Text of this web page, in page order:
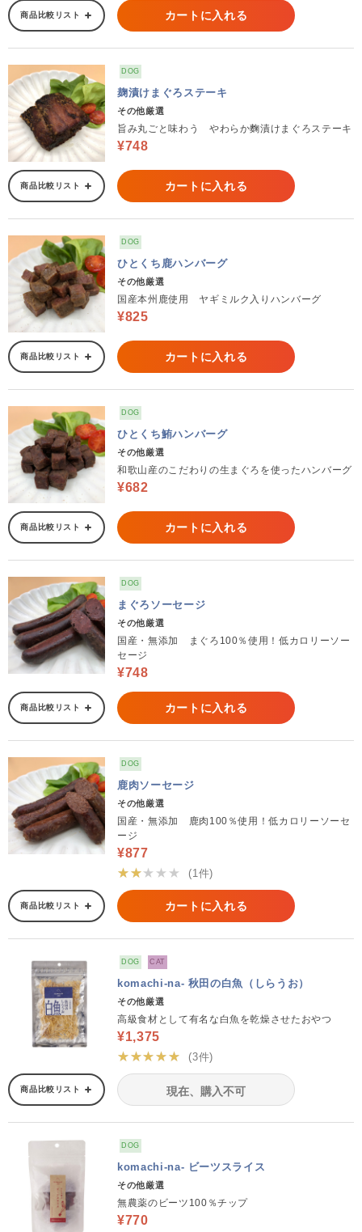
商品比較リスト カートに入れる
DOG
麹漬けまぐろステーキ
その他厳選
旨み丸ごと味わう やわらか麴漬けまぐろステーキ
¥748
商品比較リスト カートに入れる
DOG
ひとくち鹿ハンバーグ
その他厳選
国産本州鹿使用 ヤギミルク入りハンバーグ
¥825
商品比較リスト カートに入れる
DOG
ひとくち鮪ハンバーグ
その他厳選
和歌山産のこだわりの生まぐろを使ったハンバーグ
¥682
商品比較リスト カートに入れる
DOG
まぐろソーセージ
その他厳選
国産・無添加 まぐろ100％使用！低カロリーソー
セージ
¥748
商品比較リスト カートに入れる
DOG
鹿肉ソーセージ
その他厳選
国産・無添加 鹿肉100％使用！低カロリーソーセ
ージ
¥877
★★★★★
(1件)
商品比較リスト カートに入れる
DOG CAT
komachi-na- 秋田の白魚（しらうお）
その他厳選
高級食材として有名な白魚を乾燥させたおやつ
¥1,375
★★★★★
(3件)
商品比較リスト 現在、購入不可
DOG
komachi-na- ビーツスライス
その他厳選
無農薬のビーツ100％チップ
¥770